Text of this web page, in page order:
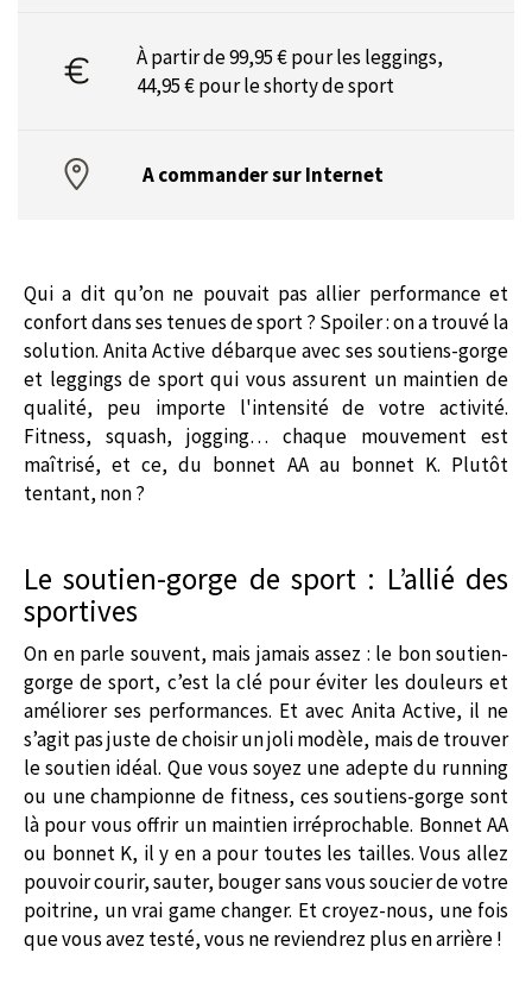
À partir de 99,95 € pour les leggings,
44,95 € pour le shorty de sport
A commander sur Internet
Qui a dit qu’on ne pouvait pas allier performance et
confort dans ses tenues de sport ? Spoiler : on a trouvé la
solution. Anita Active débarque avec ses soutiens-gorge
et leggings de sport qui vous assurent un maintien de
qualité, peu importe l'intensité de votre activité.
Fitness, squash, jogging… chaque mouvement est
maîtrisé, et ce, du bonnet AA au bonnet K. Plutôt
tentant, non ?
Le soutien-gorge de sport : L’allié des
sportives
On en parle souvent, mais jamais assez : le bon soutien-
gorge de sport, c’est la clé pour éviter les douleurs et
améliorer ses performances. Et avec Anita Active, il ne
s’agit pas juste de choisir un joli modèle, mais de trouver
le soutien idéal. Que vous soyez une adepte du running
ou une championne de fitness, ces soutiens-gorge sont
là pour vous offrir un maintien irréprochable. Bonnet AA
ou bonnet K, il y en a pour toutes les tailles. Vous allez
pouvoir courir, sauter, bouger sans vous soucier de votre
poitrine, un vrai game changer. Et croyez-nous, une fois
que vous avez testé, vous ne reviendrez plus en arrière !